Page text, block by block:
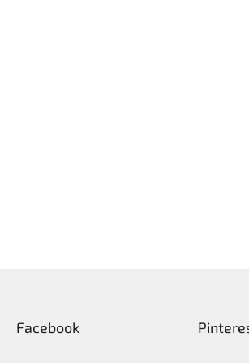
Facebook